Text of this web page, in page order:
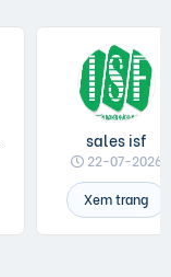
sales isf
22-07-2026
Xem trang